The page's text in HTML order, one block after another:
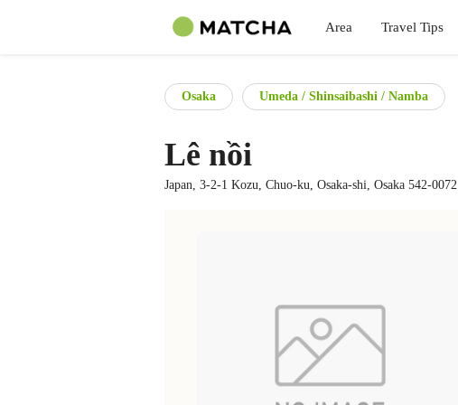
Area Travel Tips
Osaka Umeda / Shinsaibashi / Namba
Lê nồi
Japan, 3-2-1 Kozu, Chuo-ku, Osaka-shi, Osaka 542-0072